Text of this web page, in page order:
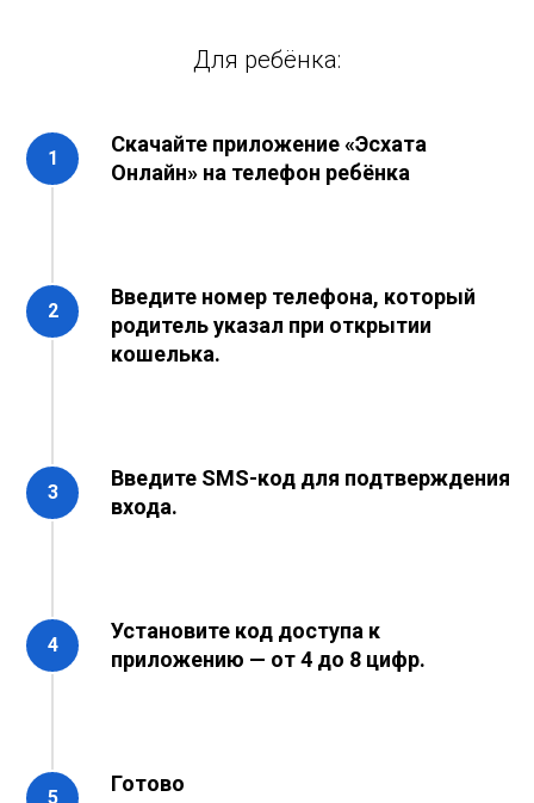
Для ребёнка:
Скачайте приложение «Эсхата
Онлайн» на телефон ребёнка
Введите номер телефона, который
родитель указал при открытии
кошелька.
Введите SMS-код для подтверждения
входа.
Установите код доступа к
приложению — от 4 до 8 цифр.
Готово